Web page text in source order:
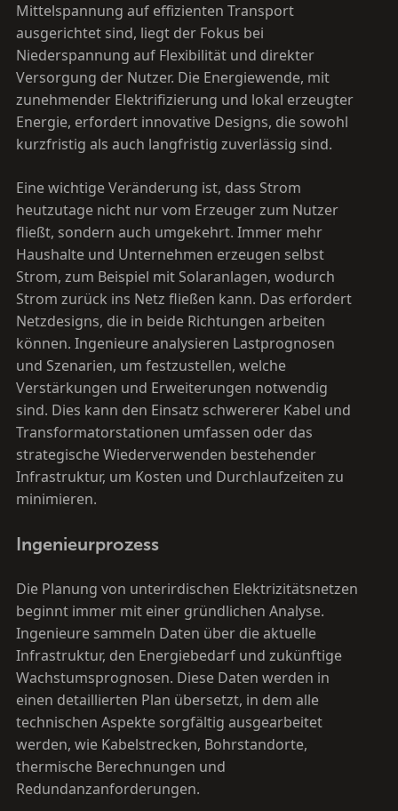
Mittelspannung auf effizienten Transport
ausgerichtet sind, liegt der Fokus bei
Niederspannung auf Flexibilität und direkter
Versorgung der Nutzer. Die Energiewende, mit
zunehmender Elektrifizierung und lokal erzeugter
Energie, erfordert innovative Designs, die sowohl
kurzfristig als auch langfristig zuverlässig sind.
Eine wichtige Veränderung ist, dass Strom
heutzutage nicht nur vom Erzeuger zum Nutzer
fließt, sondern auch umgekehrt. Immer mehr
Haushalte und Unternehmen erzeugen selbst
Strom, zum Beispiel mit Solaranlagen, wodurch
Strom zurück ins Netz fließen kann. Das erfordert
Netzdesigns, die in beide Richtungen arbeiten
können. Ingenieure analysieren Lastprognosen
und Szenarien, um festzustellen, welche
Verstärkungen und Erweiterungen notwendig
sind. Dies kann den Einsatz schwererer Kabel und
Transformatorstationen umfassen oder das
strategische Wiederverwenden bestehender
Infrastruktur, um Kosten und Durchlaufzeiten zu
minimieren.
Ingenieurprozess
Die Planung von unterirdischen Elektrizitätsnetzen
beginnt immer mit einer gründlichen Analyse.
Ingenieure sammeln Daten über die aktuelle
Infrastruktur, den Energiebedarf und zukünftige
Wachstumsprognosen. Diese Daten werden in
einen detaillierten Plan übersetzt, in dem alle
technischen Aspekte sorgfältig ausgearbeitet
werden, wie Kabelstrecken, Bohrstandorte,
thermische Berechnungen und
Redundanzanforderungen.